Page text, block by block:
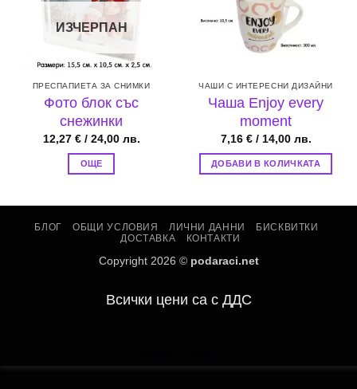
ИЗЧЕРПАН
ПРЕСПАПИЕТА ЗА СНИМКИ
Фото блок със
снежинки
12,27 €/ 24,00 лв.
ОЩЕ
ЧАШИ С ИНТЕРЕСНИ ДИЗАЙНИ
Чаша Enjoy every
moment
7,16 €/ 14,00 лв.
ДОБАВИ В КОЛИЧКАТА
БЛОГ ОБЩИ УСЛОВИЯ ЛИЧНИ ДАННИ
БИСКВИТКИ
ДОСТАВКА
КОНТАКТИ
Copyright 2026 © podaraci.net
Всички цени са с ДДС